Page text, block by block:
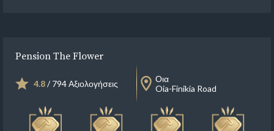
Pension The Flower
4.8/ 794 Αξιολογήσεις
Οια
Oia-Finikia Road